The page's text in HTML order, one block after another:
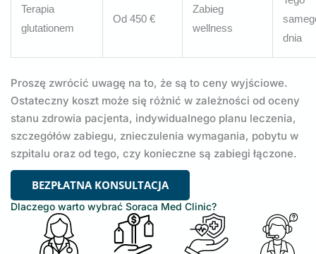
Terapia
glutationem
Od 450 €
Zabieg
wellness
dnia
Proszę zwrócić uwagę na to, że są to ceny wyjściowe.
Ostateczny koszt może się różnić w zależności od oceny
stanu zdrowia pacjenta, indywidualnego planu leczenia,
szczegółów zabiegu, znieczulenia wymagania, pobytu w
szpitalu oraz od tego, czy konieczne są zabiegi łączone.
BEZPŁATNA KONSULTACJA
Dlaczego warto wybrać Soraca Med Clinic?